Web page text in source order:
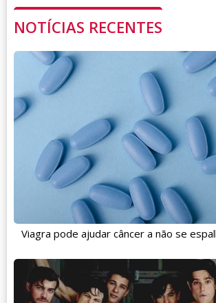
NOTÍCIAS RECENTES
Viagra pode ajudar câncer a não se